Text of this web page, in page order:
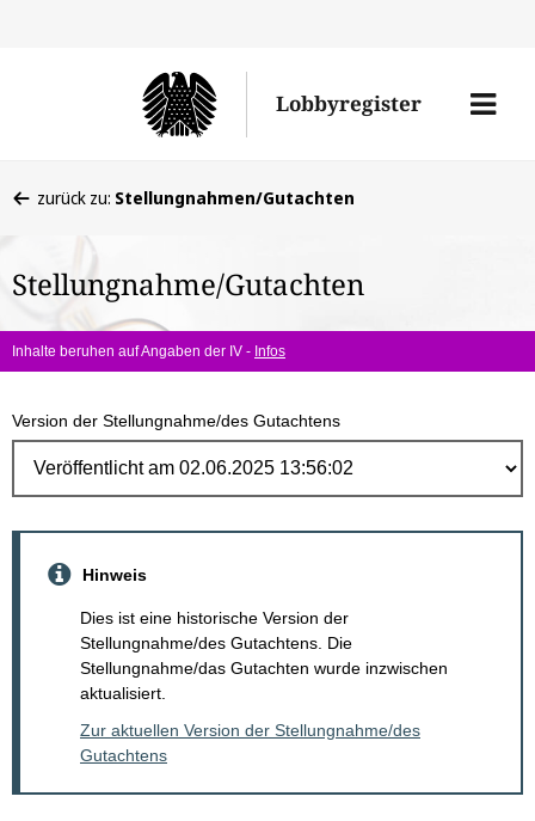
Lobbyregister
Menü
befinden
hier:
zurück zu: Stellungnahmen/Gutachten
Stellungnahme/Gutachten
Inhalte beruhen auf Angaben der IV - Infos
Version der Stellungnahme/des Gutachtens
Hinweis
Dies ist eine historische Version der
Stellungnahme/des Gutachtens. Die
Stellungnahme/das Gutachten wurde inzwischen
aktualisiert.
Zur aktuellen Version der Stellungnahme/des
Gutachtens